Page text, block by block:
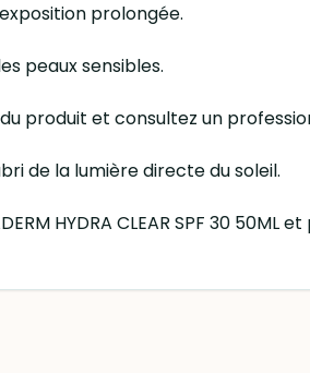
prolongée.
peaux sensibles.
produit et consultez un
de la lumière directe du soleil.
HYDRA CLEAR SPF 30